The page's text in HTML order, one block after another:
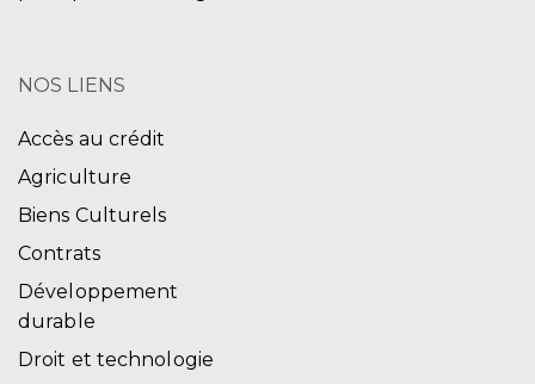
NOS LIENS
Accès au crédit
Agriculture
Biens Culturels
Contrats
Développement
durable
Droit et technologie